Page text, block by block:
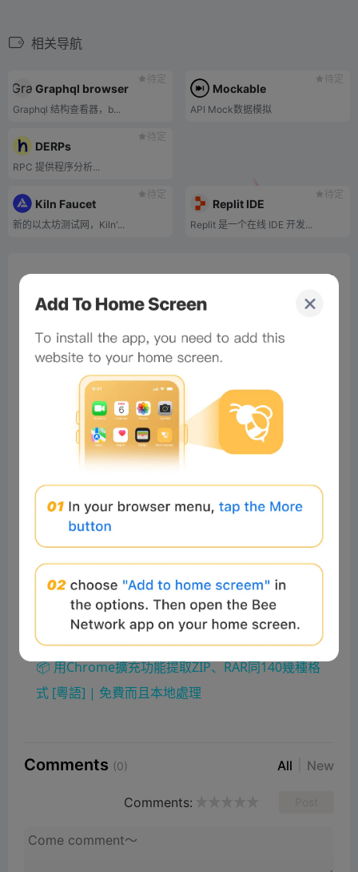
相关导航
待定
Graphql browser
Graphql 结构查看器，b...
待定
Mockable
API Mock数据模拟
待定
DERPs
RPC 提供程序分析...
待定
Kiln Faucet
新的以太坊测试网，Kiln'...
待定
Replit IDE
Replit 是一个在线 IDE 开发...
Bee Score
tbd
0%
Play Video
Now Playing
P
l
a
📦 用Chrome擴充功能提取ZIP、RAR同140幾種格式 [粵語] | 免費而且本地處理
Watch on
📦 用Chrome擴充功能提取ZIP、RAR同140幾種格
式 [粵語] | 免費而且本地處理
Comments (0) All New
Comments: